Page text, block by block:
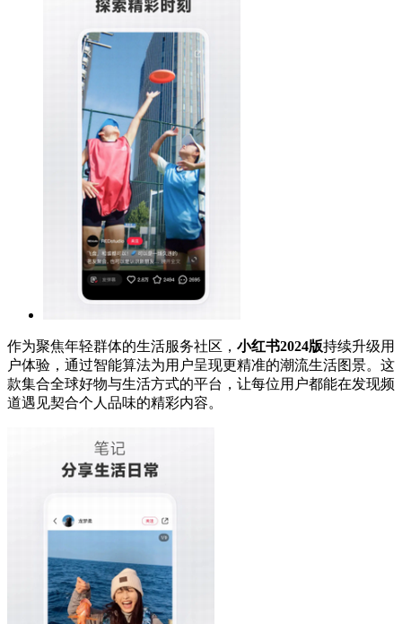
作为聚焦年轻群体的生活服务社区， 小红书2024版持续升级用
户体验，通过智能算法为用户呈现更精准的潮流生活图景。这
款集合全球好物与生活方式的平台，让每位用户都能在发现频
道遇见契合个人品味的精彩内容。